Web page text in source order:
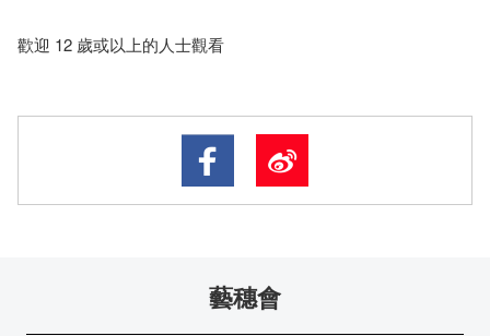
歡迎 12 歲或以上的人士觀看
藝穗會